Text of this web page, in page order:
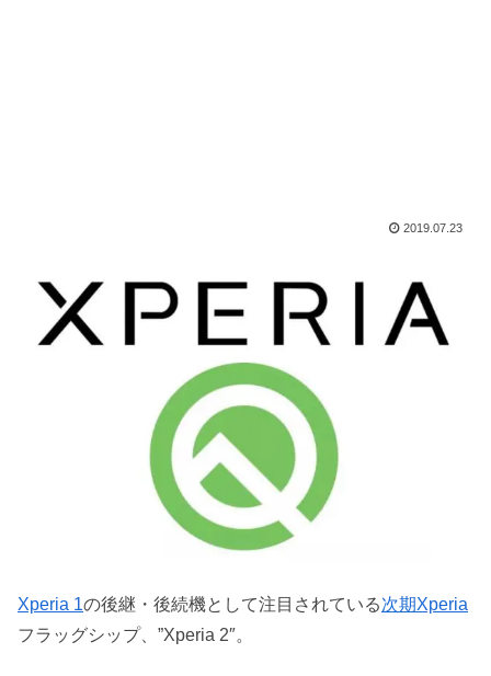
2019.07.23
Xperia 1の後継・後続機として注目されている次期Xperia
フラッグシップ、”Xperia 2″。